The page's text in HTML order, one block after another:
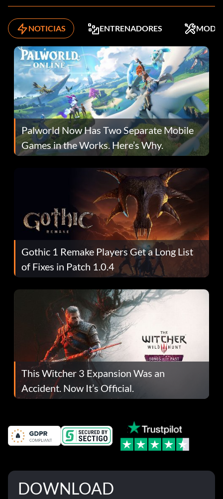
NOTICIAS ENTRENADORES MODS
Palworld Now Has Two Separate Mobile
Games in the Works. Here’s Why.
Gothic 1 Remake Players Get a Long List
of Fixes in Patch 1.0.4
This Witcher 3 Expansion Was an
Accident. Now It’s Official.
DOWNLOAD